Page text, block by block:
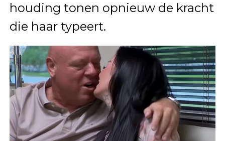
houding tonen opnieuw de kracht
die haar typeert.